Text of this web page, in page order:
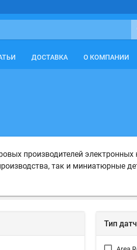
ДОСТАВКА О КОМПАНИИ
производителей
так и миниатюрные
Тип